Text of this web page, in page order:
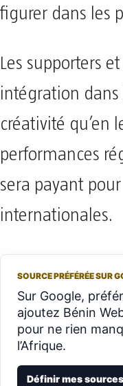
figurer dans les
Les supporters
intégration dans
créativité qu’en
performances
sera payant
internationales.
SOURCE PRÉFÉRÉE SUR
Sur Google,
ajoutez Bénin
pour ne rien
l’Afrique.
Définir mes